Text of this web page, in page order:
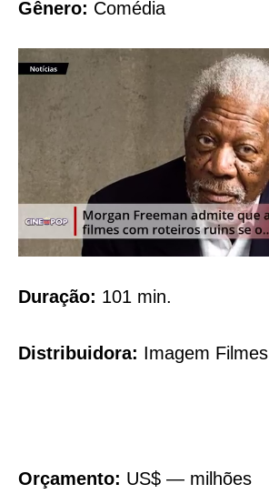
Gênero: Comédia
Duração: 101 min.
Distribuidora: Imagem Filmes
Orçamento: US$ — milhões